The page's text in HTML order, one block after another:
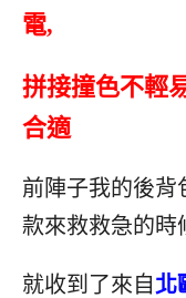
電,
拼接撞色不輕
合適
前陣子我的後背
款來救救急的時
就收到了來自北